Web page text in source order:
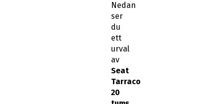
Nedan
ser
du
ett
urval
av
Seat
Tarraco
20